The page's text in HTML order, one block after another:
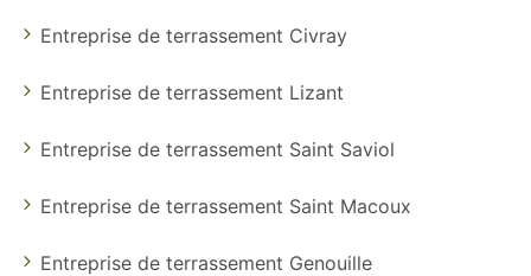
Entreprise de terrassement Civray
Entreprise de terrassement Lizant
Entreprise de terrassement Saint Saviol
Entreprise de terrassement Saint Macoux
Entreprise de terrassement Genouille